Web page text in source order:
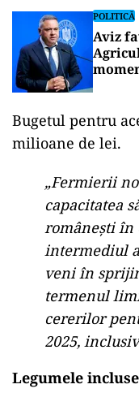
POLITICĂ
Aviz
Bugetul pentru
milioane de lei.
„Fermierii
capacitatea
românești în
intermediul
veni în
termenul
cererilor
2025,
Legumele